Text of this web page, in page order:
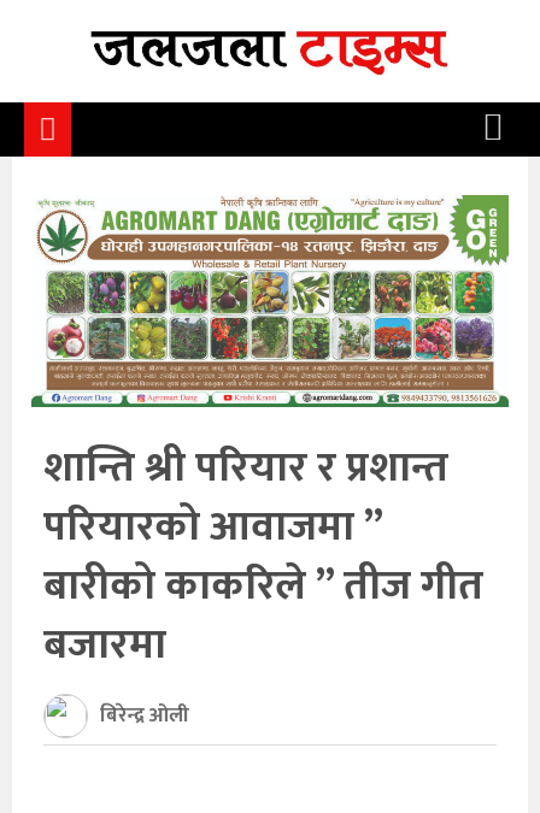
समाचार
समाज
राजनीति
आर्थिक
अन्तर्वार्ता
विचार
साहित्य/
सूचना
प्रविधि
खेलकुद
अन्तर्राष्ट्रिय
थप
शान्ति श्री परियार र प्रशान्त
परियारको आवाजमा ”
बारीको काकरिले ” तीज गीत
बजारमा
बिरेन्द्र ओली